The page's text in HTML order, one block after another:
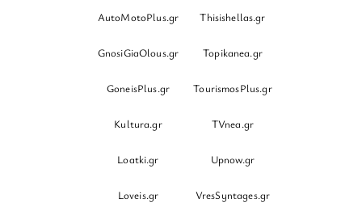
AutoMotoPlus.gr Thisishellas.gr
GnosiGiaOlous.gr Topikanea.gr
GoneisPlus.gr TourismosPlus.gr
Kultura.gr TVnea.gr
Loatki.gr Upnow.gr
Loveis.gr VresSyntages.gr